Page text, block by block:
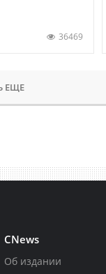
36469
ЕЩЕ
CNews
Об издании